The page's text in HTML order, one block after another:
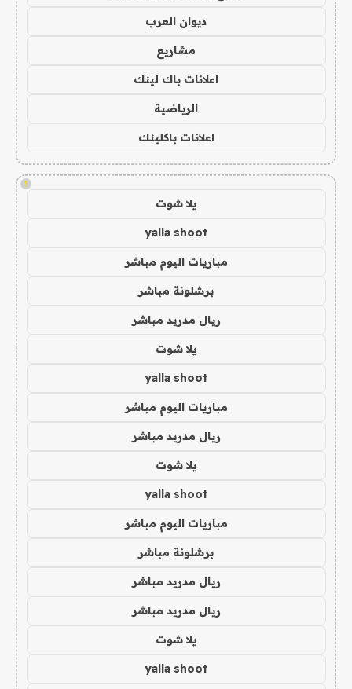
ديوان العرب
مشاريع
اعلانات باك لينك
الرياضية
اعلانات باكلينك
!
يلا شوت
yalla shoot
مباريات اليوم مباشر
برشلونة مباشر
ريال مدريد مباشر
يلا شوت
yalla shoot
مباريات اليوم مباشر
ريال مدريد مباشر
يلا شوت
yalla shoot
مباريات اليوم مباشر
برشلونة مباشر
ريال مدريد مباشر
ريال مدريد مباشر
يلا شوت
yalla shoot